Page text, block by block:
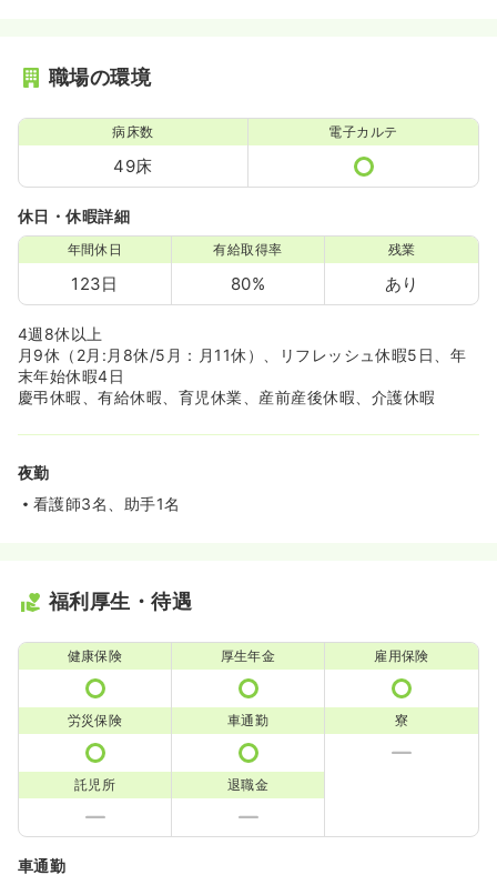
職場の環境
病床数
49床
電子カルテ
休日・休暇詳細
年間休日
123日
有給取得率
80%
残業
あり
4週8休以上
月9休（2月:月8休/5月：月11休）、リフレッシュ休暇5日、年
末年始休暇4日
慶弔休暇、有給休暇、育児休業、産前産後休暇、介護休暇
夜勤
看護師3名、助手1名
福利厚生・待遇
健康保険 厚生年金 雇用保険
労災保険 車通勤 寮
託児所 退職金
車通勤